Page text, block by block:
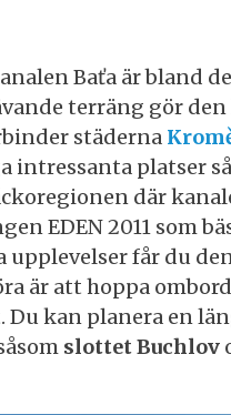
Baťa är bland
terräng gör
städerna
platser
där
EDEN 2011 som
upplevelser får du
är att hoppa
kan planera en
slottet Buchlov